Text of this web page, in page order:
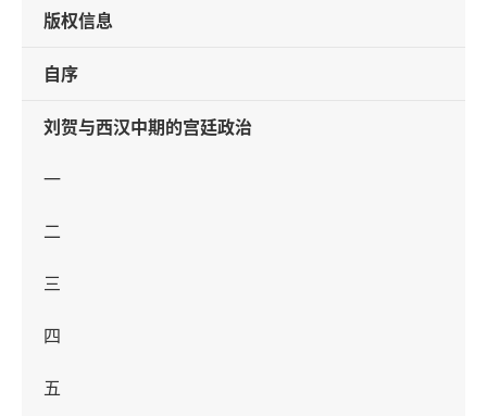
版权信息
自序
刘贺与西汉中期的宫廷政治
一
二
三
四
五